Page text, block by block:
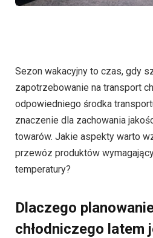
Sezon wakacyjny to czas, gdy
zapotrzebowanie na transport
odpowiedniego środka
znaczenie dla zachowania
towarów. Jakie aspekty warto
przewóz produktów
temperatury?
Dlaczego
chłodniczego latem